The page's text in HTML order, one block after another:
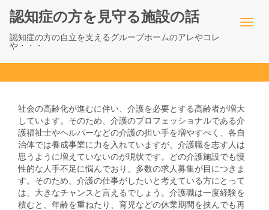
認知症の方を見守る施設の話
認知症の方の自立を支えるグループホームのアレやコレ
や・・・
社会の高齢化が進むに伴い、介護を必要とする高齢者が増大
しています。そのため、介護のプロフェッショナルである介
護福祉士やヘルパーなどの介護の担い手を増やすべく、各自
治体では養成事業に力を入れていますが、介護職を志す人は
思うように増えていないのが現状です。どの介護施設でも慢
性的な人手不足に悩んでおり、多数の求人募集が目につきま
す。そのため、介護の仕事がしたいと考えている方にとって
は、大きなチャンスと言えるでしょう。介護職は一度経験を
積むと、年齢を重ねたり、育児などの休業期間を挟んでも再